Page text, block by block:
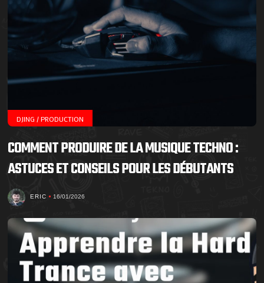
DJING / PRODUCTION
COMMENT PRODUIRE DE LA MUSIQUE TECHNO :
ASTUCES ET CONSEILS POUR LES DÉBUTANTS
ERIC 16/01/2026